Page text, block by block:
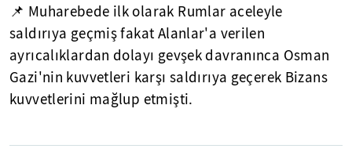
📌 Muharebede ilk olarak Rumlar aceleyle
saldırıya geçmiş fakat Alanlar'a verilen
ayrıcalıklardan dolayı gevşek davranınca Osman
Gazi'nin kuvvetleri karşı saldırıya geçerek Bizans
kuvvetlerini mağlup etmişti.